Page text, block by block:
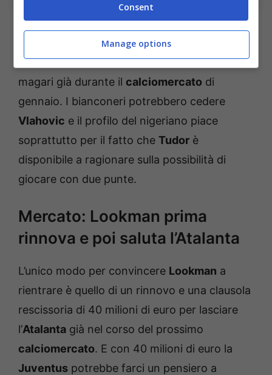
Con l’Interormai fuori dai giochi, laJuventus
potrebbe ritornare in pole position nella corsa
aLookmanin caso di una clausola simile
magari già durante il calciomercato di
gennaio. I bianconeri potrebbero cedere
Vlahovic e il profilo del nigeriano piace
soprattutto per il fatto che Tudor è
disponibile a ragionare sulla possibilità di
giocare con due punte.
Mercato: Lookman prima
rinnova e poi saluta l’Atalanta
L’unico modo per convincere Lookman a
rientrare è quello di un rinnovo e una clausola
rescissoria di 40 milioni di euro per lasciare
l’Atalanta già nel corso del prossimo
calciomercato. E con 40 milioni di euro la
Juventus potrebbe farci un pensiero a
Consent
Manage options